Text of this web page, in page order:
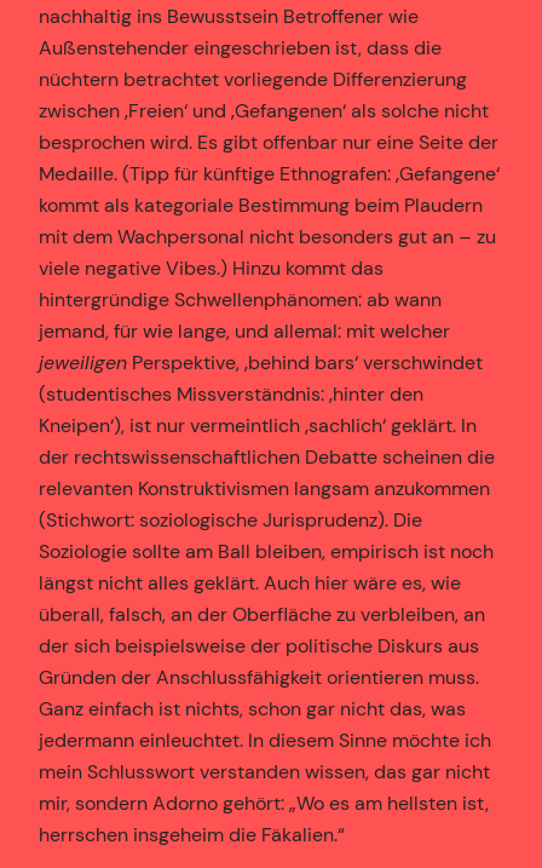
nachhaltig ins Bewusstsein Betroffener wie
Außenstehender eingeschrieben ist, dass die
nüchtern betrachtet vorliegende Differenzierung
zwischen ‚Freien‘ und ‚Gefangenen‘ als solche nicht
besprochen wird. Es gibt offenbar nur eine Seite der
Medaille. (Tipp für künftige Ethnografen: ‚Gefangene‘
kommt als kategoriale Bestimmung beim Plaudern
mit dem Wachpersonal nicht besonders gut an – zu
viele negative Vibes.) Hinzu kommt das
hintergründige Schwellenphänomen: ab wann
jemand, für wie lange, und allemal: mit welcher
jeweiligen Perspektive, ‚behind bars‘ verschwindet
(studentisches Missverständnis: ‚hinter den
Kneipen‘), ist nur vermeintlich ‚sachlich‘ geklärt. In
der rechtswissenschaftlichen Debatte scheinen die
relevanten Konstruktivismen langsam anzukommen
(Stichwort: soziologische Jurisprudenz). Die
Soziologie sollte am Ball bleiben, empirisch ist noch
längst nicht alles geklärt. Auch hier wäre es, wie
überall, falsch, an der Oberfläche zu verbleiben, an
der sich beispielsweise der politische Diskurs aus
Gründen der Anschlussfähigkeit orientieren muss.
Ganz einfach ist nichts, schon gar nicht das, was
jedermann einleuchtet. In diesem Sinne möchte ich
mein Schlusswort verstanden wissen, das gar nicht
mir, sondern Adorno gehört: „Wo es am hellsten ist,
herrschen insgeheim die Fäkalien.“